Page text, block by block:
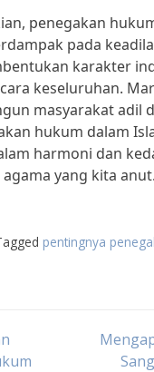
penegakan
pada
karakter
keseluruhan.
masyarakat adil
hukum dalam
harmoni dan
yang kita anut.
pentingnya